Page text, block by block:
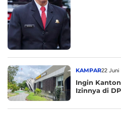
KAMPAR22 Juni
Ingin
Izinnya di